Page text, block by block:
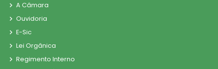
A Câmara
Ouvidoria
E-Sic
Lei Orgânica
Regimento Interno